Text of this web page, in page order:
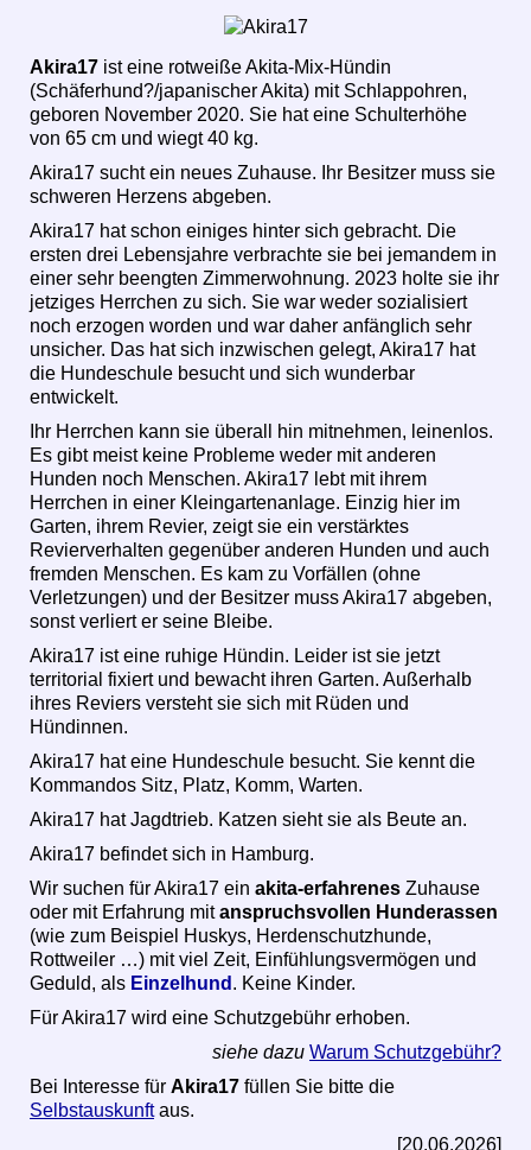
Akira17 ist eine rotweiße Akita-Mix-Hündin
(Schäferhund?/japanischer Akita) mit Schlappohren,
geboren November 2020. Sie hat eine Schulterhöhe
von 65 cm und wiegt 40 kg.
Akira17 sucht ein neues Zuhause. Ihr Besitzer muss sie
schweren Herzens abgeben.
Akira17 hat schon einiges hinter sich gebracht. Die
ersten drei Lebensjahre verbrachte sie bei jemandem in
einer sehr beengten Zimmerwohnung. 2023 holte sie ihr
jetziges Herrchen zu sich. Sie war weder sozialisiert
noch erzogen worden und war daher anfänglich sehr
unsicher. Das hat sich inzwischen gelegt, Akira17 hat
die Hundeschule besucht und sich wunderbar
entwickelt.
Ihr Herrchen kann sie überall hin mitnehmen, leinenlos.
Es gibt meist keine Probleme weder mit anderen
Hunden noch Menschen. Akira17 lebt mit ihrem
Herrchen in einer Kleingartenanlage. Einzig hier im
Garten, ihrem Revier, zeigt sie ein verstärktes
Revierverhalten gegenüber anderen Hunden und auch
fremden Menschen. Es kam zu Vorfällen (ohne
Verletzungen) und der Besitzer muss Akira17 abgeben,
sonst verliert er seine Bleibe.
Akira17 ist eine ruhige Hündin. Leider ist sie jetzt
territorial fixiert und bewacht ihren Garten. Außerhalb
ihres Reviers versteht sie sich mit Rüden und
Hündinnen.
Akira17 hat eine Hundeschule besucht. Sie kennt die
Kommandos Sitz, Platz, Komm, Warten.
Akira17 hat Jagdtrieb. Katzen sieht sie als Beute an.
Akira17 befindet sich in Hamburg.
Wir suchen für Akira17 ein akita-erfahrenes Zuhause
oder mit Erfahrung mitanspruchsvollen Hunderassen
(wie zum Beispiel Huskys, Herdenschutzhunde,
Rottweiler …) mit viel Zeit, Einfühlungsvermögen und
Geduld, als Einzelhund . Keine Kinder.
Für Akira17 wird eine Schutzgebühr erhoben.
siehe dazu Warum Schutzgebühr?
Bei Interesse für Akira17 füllen Sie bitte die
Selbstauskunftaus.
[20.06.2026]